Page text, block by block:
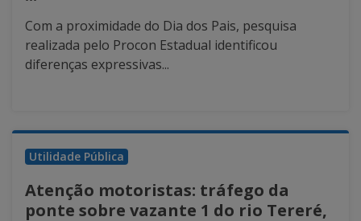
Com a proximidade do Dia dos Pais, pesquisa
realizada pelo Procon Estadual identificou
diferenças expressivas...
Utilidade Pública
Atenção motoristas: tráfego da
ponte sobre vazante 1 do rio Tereré,